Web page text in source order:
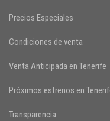
Precios Especiales
Condiciones de venta
Venta Anticipada en Tenerife
Próximos estrenos en
Transparencia